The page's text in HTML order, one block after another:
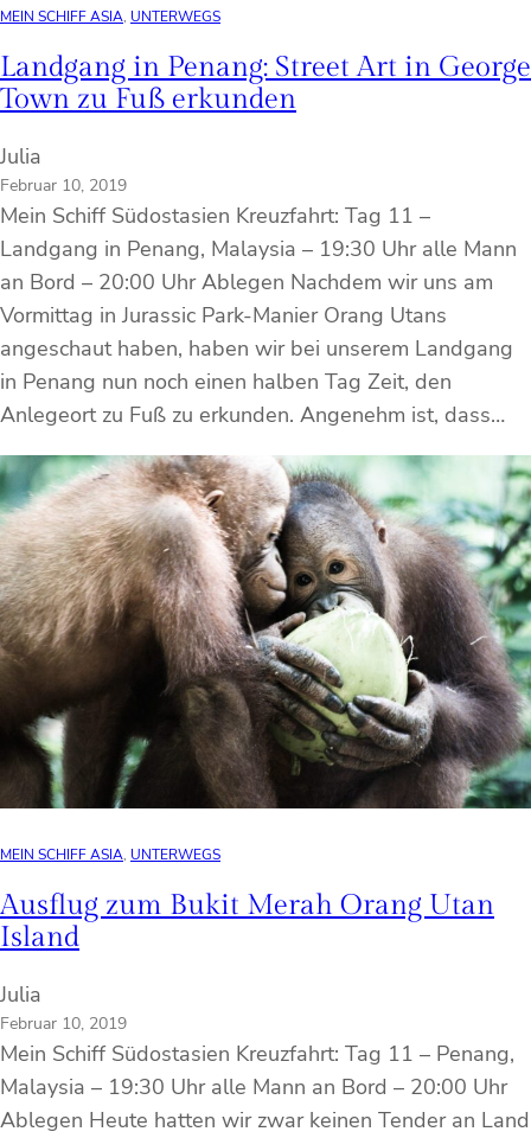
MEIN SCHIFF ASIA, UNTERWEGS
Landgang in Penang: Street Art in George
Town zu Fuß erkunden
Julia
Februar 10, 2019
Mein Schiff Südostasien Kreuzfahrt: Tag 11 –
Landgang in Penang, Malaysia – 19:30 Uhr alle Mann
an Bord – 20:00 Uhr Ablegen Nachdem wir uns am
Vormittag in Jurassic Park-Manier Orang Utans
angeschaut haben, haben wir bei unserem Landgang
in Penang nun noch einen halben Tag Zeit, den
Anlegeort zu Fuß zu erkunden. Angenehm ist, dass…
MEIN SCHIFF ASIA, UNTERWEGS
Ausflug zum Bukit Merah Orang Utan
Island
Julia
Februar 10, 2019
Mein Schiff Südostasien Kreuzfahrt: Tag 11 – Penang,
Malaysia – 19:30 Uhr alle Mann an Bord – 20:00 Uhr
Ablegen Heute hatten wir zwar keinen Tender an Land